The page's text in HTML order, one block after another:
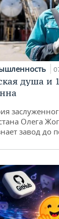
душа и
Олега
завод до